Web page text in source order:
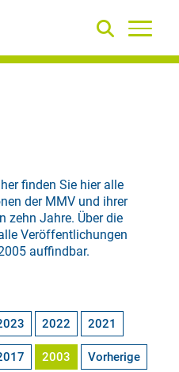
finden Sie hier alle
der MMV und ihrer
zehn Jahre. Über die
Veröffentlichungen
auffindbar.
2022 2021
2003 Vorherige